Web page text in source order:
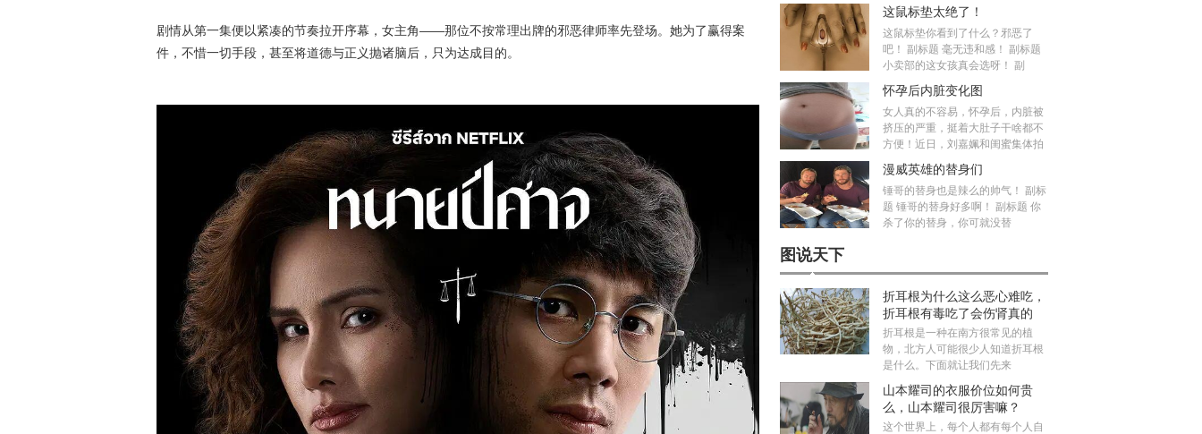
剧情从第一集便以紧凑的节奏拉开序幕，女主角——那位不按常理出牌的邪恶律师率先登场。她为了赢得案
件，不惜一切手段，甚至将道德与正义抛诸脑后，只为达成目的。
这鼠标垫太绝了！
这鼠标垫你看到了什么？邪恶了
吧！ 副标题 毫无违和感！ 副标题
小卖部的这女孩真会选呀！ 副
怀孕后内脏变化图
女人真的不容易，怀孕后，内脏被
挤压的严重，挺着大肚子干啥都不
方便！近日，刘嘉姵和闺蜜集体拍
漫威英雄的替身们
锤哥的替身也是辣么的帅气！ 副标
题 锤哥的替身好多啊！ 副标题 你
杀了你的替身，你可就没替
图说天下
折耳根为什么这么恶心难吃，
折耳根有毒吃了会伤肾真的
吗？
折耳根是一种在南方很常见的植
物，北方人可能很少人知道折耳根
是什么。下面就让我们先来
山本耀司的衣服价位如何贵
么，山本耀司很厉害嘛？
这个世界上，每个人都有每个人自